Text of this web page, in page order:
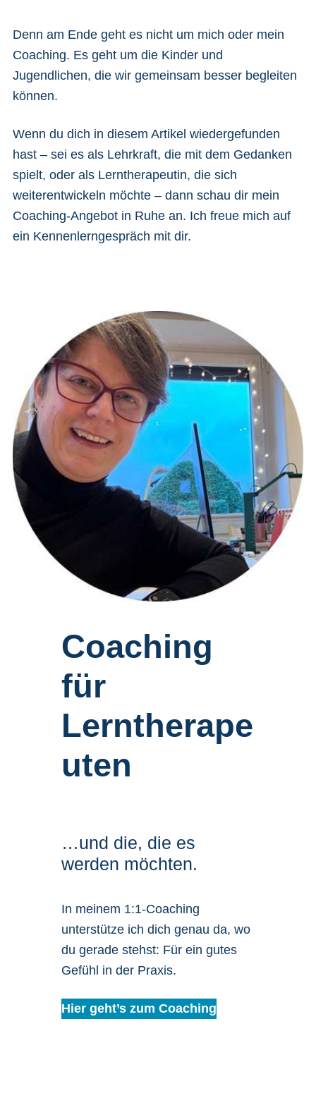
Denn am Ende geht es nicht um mich oder mein
Coaching. Es geht um die Kinder und
Jugendlichen, die wir gemeinsam besser begleiten
können.
Wenn du dich in diesem Artikel wiedergefunden
hast – sei es als Lehrkraft, die mit dem Gedanken
spielt, oder als Lerntherapeutin, die sich
weiterentwickeln möchte – dann schau dir mein
Coaching-Angebot in Ruhe an. Ich freue mich auf
ein Kennenlerngespräch mit dir.
Coaching
für
Lerntherape
uten
…und die, die es
werden möchten.
In meinem 1:1-Coaching
unterstütze ich dich genau da, wo
du gerade stehst: Für ein gutes
Gefühl in der Praxis.
Hier geht’s zum Coaching